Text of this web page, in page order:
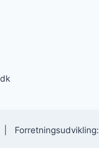
| Forretningsudvikling: